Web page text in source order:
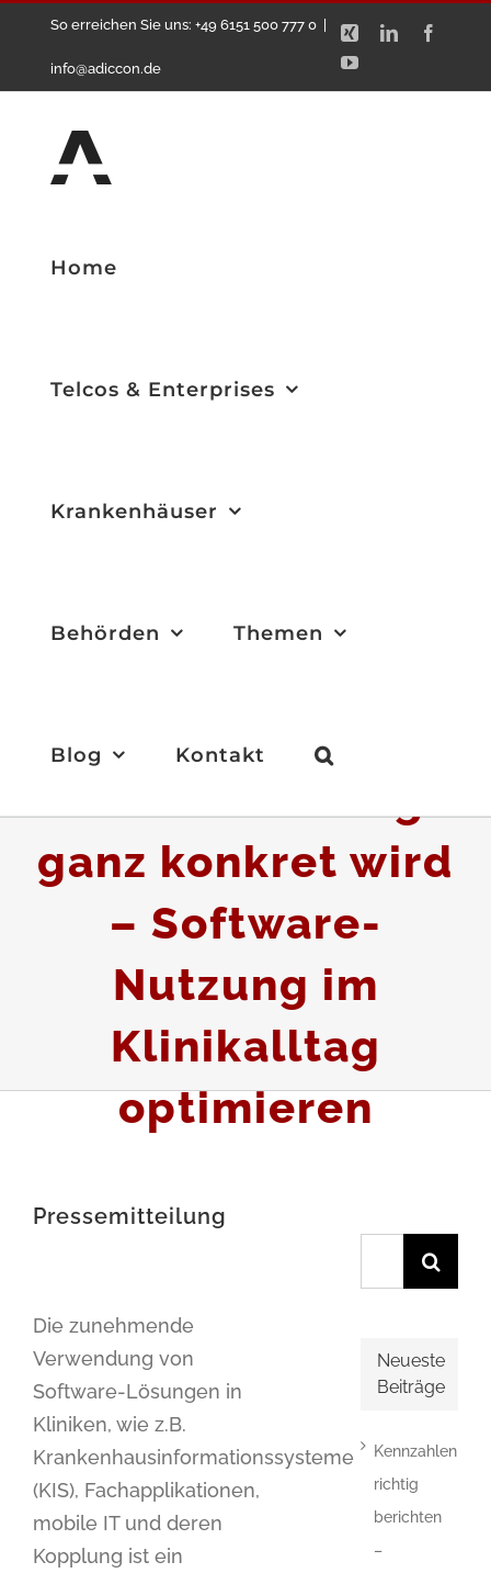
springen
So erreichen Sie uns: +49 6151 500 777 0
info@adiccon.de
Xing LinkedIn
YouTube
Home
Telcos & Enterprises
Krankenhäuser
Behörden Themen
Blog Kontakt
ganz konkret wird
– Software-
Nutzung im
Klinikalltag
optimieren
Pressemitteilung
Die zunehmende
Verwendung von
Software-Lösungen in
Kliniken, wie z.B.
Krankenhausinformationssysteme
(KIS), Fachapplikationen,
mobile IT und deren
Kopplung ist ein
Neueste
Beiträge
Kennzahlen
richtig
berichten
–